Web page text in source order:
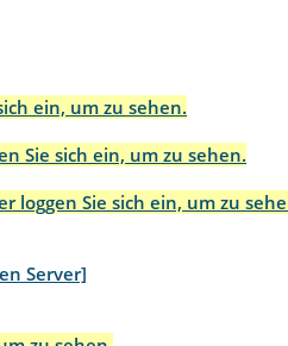
ein, um zu sehen.
Sie sich ein, um zu sehen.
loggen Sie sich ein, um zu
Server]